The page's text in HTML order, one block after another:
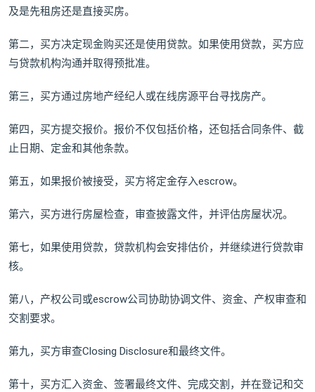
及是先租房还是直接买房。
第二，买方决定现金购买还是使用贷款。如果使用贷款，买方应
与贷款机构沟通并取得预批准。
第三，买方通过房地产经纪人或在线房源平台寻找房产。
第四，买方提交报价。报价不仅包括价格，还包括合同条件、截
止日期、定金和其他条款。
第五，如果报价被接受，买方将定金存入escrow。
第六，买方进行房屋检查，审查披露文件，并评估房屋状况。
第七，如果使用贷款，贷款机构会安排估价，并继续进行贷款审
核。
第八，产权公司或escrow公司协助协调文件、资金、产权审查和
交割要求。
第九，买方审查Closing Disclosure和最终文件。
第十，买方汇入资金、签署最终文件、完成交割，并在登记和交